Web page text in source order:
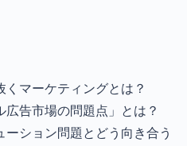
マーケティングとは？
告市場の問題点」とは？
ション問題とどう向き合う